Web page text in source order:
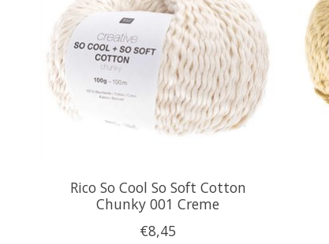
Rico So Cool So Soft Cotton
Chunky 001 Creme
€8,45